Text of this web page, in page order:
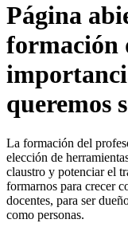
Página
formación
queremos
La formación del
elección de
claustro y potenciar el
formarnos para crecer
docentes, para ser
como personas.